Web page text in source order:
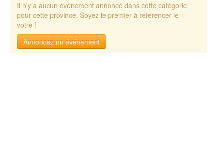
Il n'y a aucun événement annoncé dans cette catégorie
pour cette province. Soyez le premier à référencer le
votre !
Annoncez un événement